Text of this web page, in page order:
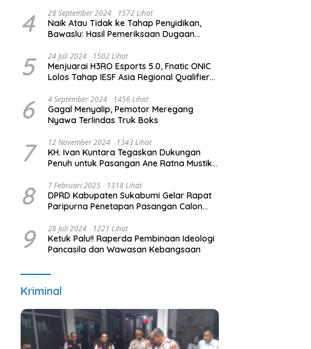
4 28 September 2024 1572 Lihat
Naik Atau Tidak ke Tahap Penyidikan,
Bawaslu: Hasil Pemeriksaan Dugaan
5 24 Juli 2024 1502 Lihat
Menjuarai H3RO Esports 5.0, Fnatic ONIC
Lolos Tahap IESF Asia Regional Qualifier
6 4 September 2024 1456 Lihat
Gagal Menyalip, Pemotor Meregang
Nyawa Terlindas Truk Boks
7 12 November 2024 1343 Lihat
KH. Ivan Kuntara Tegaskan Dukungan
Penuh untuk Pasangan Ane Ratna Mustika
Purwakarta 2024
8 7 Februari 2025 1318 Lihat
DPRD Kabupaten Sukabumi Gelar Rapat
Paripurna Penetapan Pasangan Calon
Pejabat Eksekutif
9 28 Juli 2024 1221 Lihat
Ketuk Palu!! Raperda Pembinaan Ideologi
Pancasila dan Wawasan Kebangsaan
Kriminal